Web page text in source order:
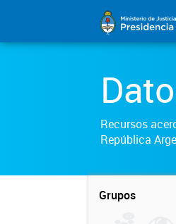
Recursos
República
Grupos